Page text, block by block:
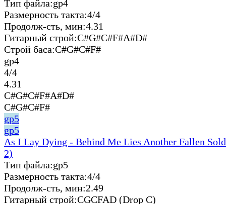
Тип файла:gp4
Размерность такта:4/4
Продолж-сть, мин:4.31
Гитарный строй:C#G#C#F#A#D#
Строй баса:C#G#C#F#
gp4
4/4
4.31
C#G#C#F#A#D#
C#G#C#F#
gp5
gp5
As I Lay Dying - Behind Me Lies Another Fallen
2)
Тип файла:gp5
Размерность такта:4/4
Продолж-сть, мин:2.49
Гитарный строй:CGCFAD (Drop C)